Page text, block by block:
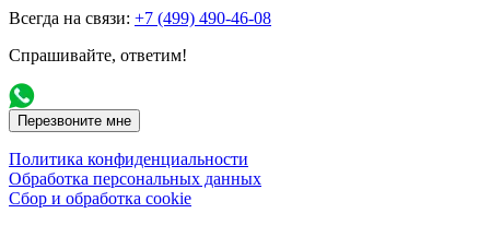
Всегда на связи: +7 (499) 490-46-08
Спрашивайте, ответим!
Перезвоните мне
Политика конфиденциальности
Обработка персональных данных
Сбор и обработка cookie